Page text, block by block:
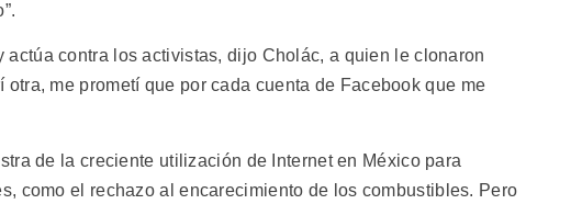
actúa contra los activistas, dijo Cholác, a quien le clonaron
me prometí que por cada cuenta de Facebook que me
de la creciente utilización de Internet en México para
como el rechazo al encarecimiento de los combustibles. Pero